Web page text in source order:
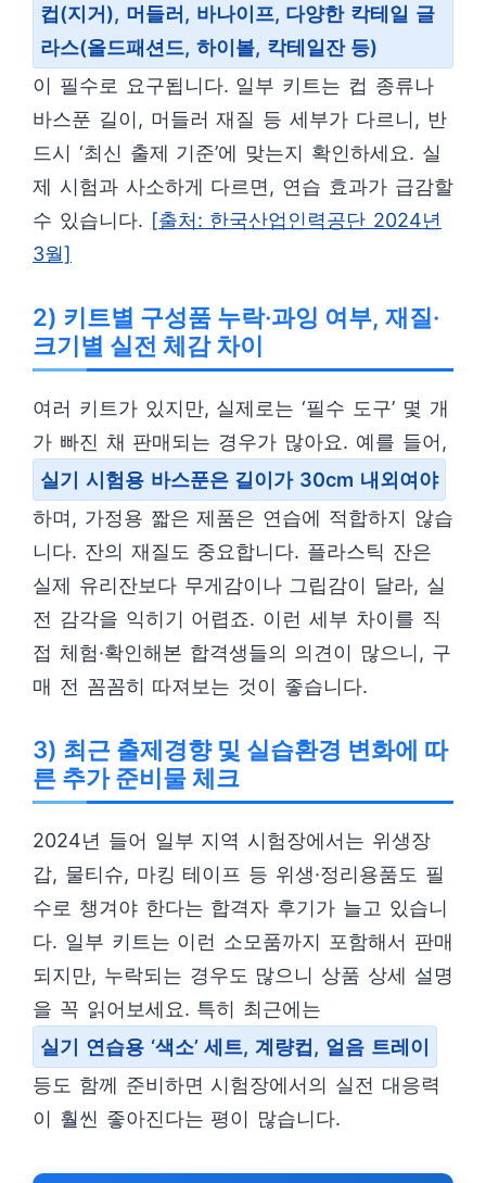
컵(지거), 머들러, 바나이프, 다양한 칵테일 글
라스(올드패션드, 하이볼, 칵테일잔 등)
이 필수로 요구됩니다. 일부 키트는 컵 종류나
바스푼 길이, 머들러 재질 등 세부가 다르니, 반
드시 ‘최신 출제 기준’에 맞는지 확인하세요. 실
제 시험과 사소하게 다르면, 연습 효과가 급감할
수 있습니다. [출처: 한국산업인력공단 2024년
3월]
2) 키트별 구성품 누락·과잉 여부, 재질·
크기별 실전 체감 차이
여러 키트가 있지만, 실제로는 ‘필수 도구’ 몇 개
가 빠진 채 판매되는 경우가 많아요. 예를 들어,
실기 시험용 바스푼은 길이가 30cm 내외여야
하며, 가정용 짧은 제품은 연습에 적합하지 않습
니다. 잔의 재질도 중요합니다. 플라스틱 잔은
실제 유리잔보다 무게감이나 그립감이 달라, 실
전 감각을 익히기 어렵죠. 이런 세부 차이를 직
접 체험·확인해본 합격생들의 의견이 많으니, 구
매 전 꼼꼼히 따져보는 것이 좋습니다.
3) 최근 출제경향 및 실습환경 변화에 따
른 추가 준비물 체크
2024년 들어 일부 지역 시험장에서는 위생장
갑, 물티슈, 마킹 테이프 등 위생·정리용품도 필
수로 챙겨야 한다는 합격자 후기가 늘고 있습니
다. 일부 키트는 이런 소모품까지 포함해서 판매
되지만, 누락되는 경우도 많으니 상품 상세 설명
을 꼭 읽어보세요. 특히 최근에는
실기 연습용 ‘색소’ 세트, 계량컵, 얼음 트레이
등도 함께 준비하면 시험장에서의 실전 대응력
이 훨씬 좋아진다는 평이 많습니다.